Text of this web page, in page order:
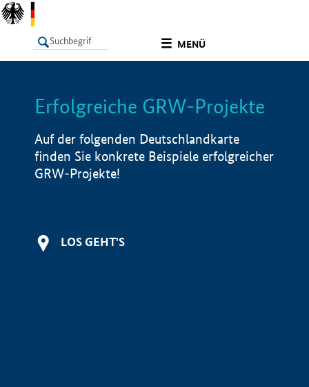
MENÜ
LISTE Info
Erfolgreiche GRW-Projekte
Auf der folgenden Deutschlandkarte
finden Sie konkrete Beispiele erfolgreicher
GRW-Projekte!
LOS GEHT'S